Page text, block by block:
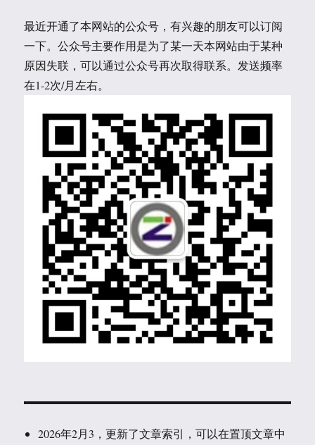
最近开通了本网站的公众号，有兴趣的朋友可以订阅
一下。公众号主要作用是为了某一天本网站由于某种
原因失联，可以通过公众号再次取得联系。发送频率
在1-2次/月左右。
2026年2月3，更新了文章索引，可以在置顶文章中